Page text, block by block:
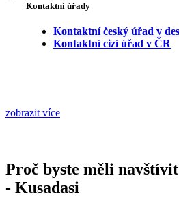
Kontaktní úřady
Kontaktní český úřad v
Kontaktní cizí úřad v ČR
zobrazit více
Proč byste měli
- Kusadasi